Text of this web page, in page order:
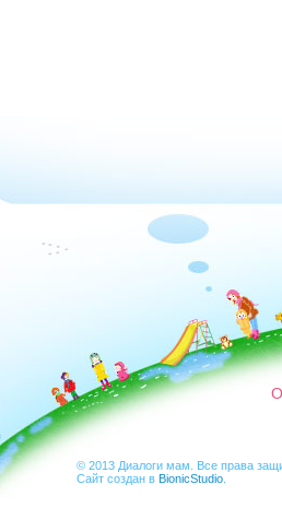
© 2013 Диалоги мам. Все права
Сайт создан в BionicStudio